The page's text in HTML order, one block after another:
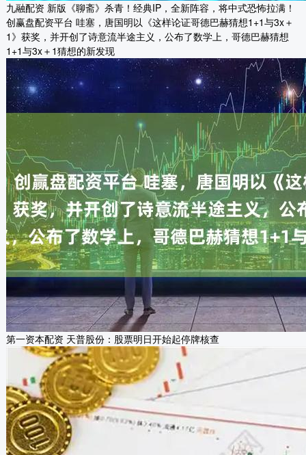
九融配资 新版《聊斋》杀青！经典IP，全新阵容，将中式恐怖拉满！
创赢盘配资平台 哇塞，唐国明以《这样论证哥德巴赫猜想1+1与3x＋
1》获奖，并开创了诗意流半途主义，公布了数学上，哥德巴赫猜想
1+1与3x＋1猜想的新发现
第一资本配资 天普股份：股票明日开始起停牌核查